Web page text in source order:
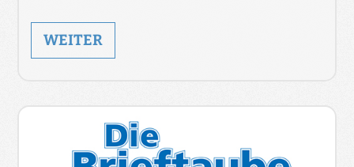
WEITER